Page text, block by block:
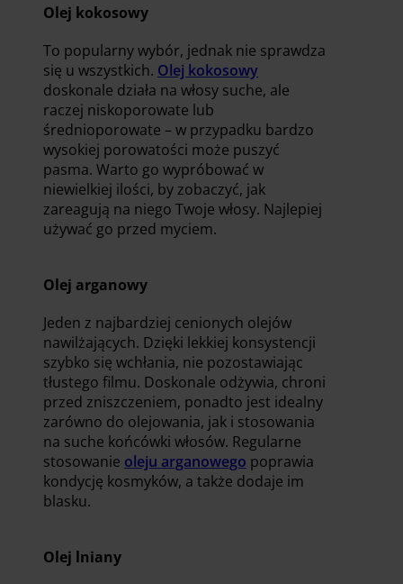
Olej kokosowy
To popularny wybór, jednak nie sprawdza
się u wszystkich. Olej kokosowy
doskonale działa na włosy suche, ale
raczej niskoporowate lub
średnioporowate – w przypadku bardzo
wysokiej porowatości może puszyć
pasma. Warto go wypróbować w
niewielkiej ilości, by zobaczyć, jak
zareagują na niego Twoje włosy. Najlepiej
używać go przed myciem.
Olej arganowy
Jeden z najbardziej cenionych olejów
nawilżających. Dzięki lekkiej konsystencji
szybko się wchłania, nie pozostawiając
tłustego filmu. Doskonale odżywia, chroni
przed zniszczeniem, ponadto jest idealny
zarówno do olejowania, jak i stosowania
na suche końcówki włosów. Regularne
stosowanie oleju arganowego poprawia
kondycję kosmyków, a także dodaje im
blasku.
Olej lniany